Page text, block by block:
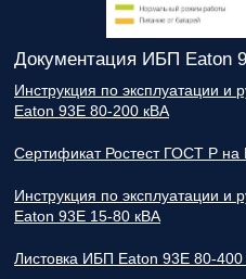
Документация ИБП Eaton
Инструкция по эксплуатации и
Eaton 93E 80-200 кВА
Сертификат Ростест ГОСТ Р на
Инструкция по эксплуатации и
Eaton 93E 15-80 кВА
Листовка ИБП Eaton 93E 80-